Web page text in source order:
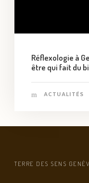
Réflexologie à
être qui fait du
ACTUALITÉS
TERRE DES SENS